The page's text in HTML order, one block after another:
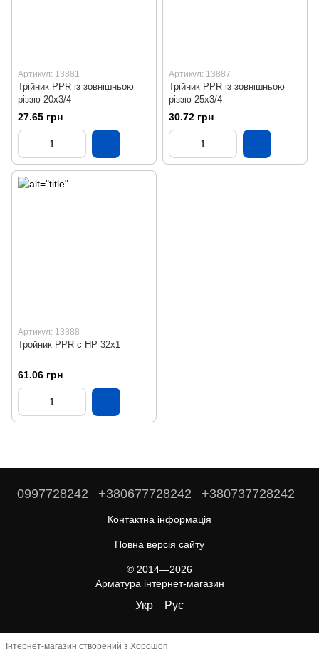
Артикул: 13881
Трійник PPR із зовнішньою
різзю 20х3/4
27.65 грн
Артикул: 13887
Трійник PPR із зовнішньою
різзю 25х3/4
30.72 грн
Артикул: 13888
Тройник PPR с НР 32х1
61.06 грн
0997728242 +380677728242 +380737728242
Контактна інформація
Повна версія сайту
© 2014—2026
Арматура інтернет-магазин
Укр Рус
Інтернет-магазин створений з Хорошоп